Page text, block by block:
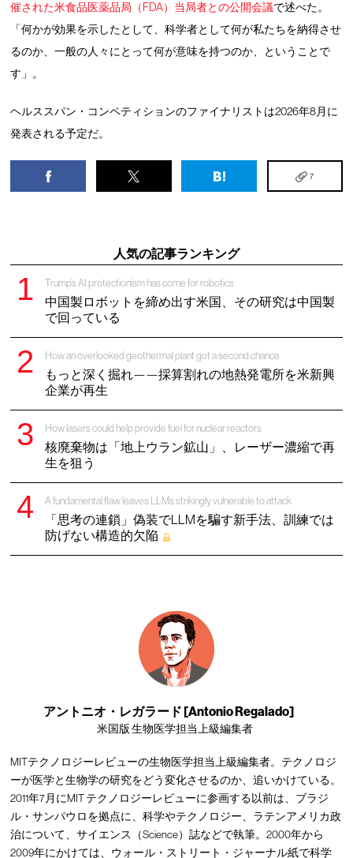
催された米食品医薬品局（FDA）当局者との公開会議で述べた。
「何かが効果を示したとして、科学者として何が私たちを納得させ
るのか、一般の人々にとって何が意味を持つのか、ということで
す」。
ヘルススパン・コンペティションのファイナリストは2026年8月に
発表される予定だ。
7
人気の記事ランキング
Trump’s AI protectionism has come for robotics
中国製ロボットを締め出す米国、その研究は中国製
で回っている
How an overlooked geothermal plant got a second chance
もっと深く掘れ——採算割れの地熱発電所を米新興
企業が再生
How lasers could help provide fuel for nuclear reactors
核廃棄物は「地上ウラン鉱山」、レーザー濃縮で再
生を狙う
A fundamental flaw leaves LLMs strikingly vulnerable to attack
「思考の連鎖」偽装でLLMを騙す新手法、訓練では
防げない構造的欠陥
アントニオ・レガラード [Antonio Regalado]
米国版 生物医学担当上級編集者
MITテクノロジーレビューの生物医学担当上級編集者。テクノロジ
ーが医学と生物学の研究をどう変化させるのか、追いかけている。
2011年7月にMIT テクノロジーレビューに参画する以前は、ブラジ
ル・サンパウロを拠点に、科学やテクノロジー、ラテンアメリカ政
治について、サイエンス（Science）誌などで執筆。2000年から
2009年にかけては、ウォール・ストリート・ジャーナル紙で科学